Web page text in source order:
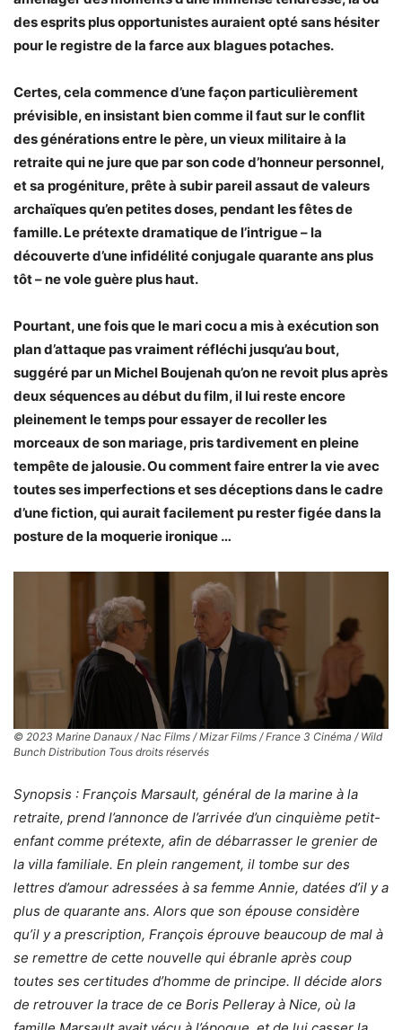
des esprits plus opportunistes auraient opté sans hésiter
pour le registre de la farce aux blagues potaches.
Certes, cela commence d’une façon particulièrement
prévisible, en insistant bien comme il faut sur le conflit
des générations entre le père, un vieux militaire à la
retraite qui ne jure que par son code d’honneur personnel,
et sa progéniture, prête à subir pareil assaut de valeurs
archaïques qu’en petites doses, pendant les fêtes de
famille. Le prétexte dramatique de l’intrigue – la
découverte d’une infidélité conjugale quarante ans plus
tôt – ne vole guère plus haut.
Pourtant, une fois que le mari cocu a mis à exécution son
plan d’attaque pas vraiment réfléchi jusqu’au bout,
suggéré par un Michel Boujenah qu’on ne revoit plus après
deux séquences au début du film, il lui reste encore
pleinement le temps pour essayer de recoller les
morceaux de son mariage, pris tardivement en pleine
tempête de jalousie. Ou comment faire entrer la vie avec
toutes ses imperfections et ses déceptions dans le cadre
d’une fiction, qui aurait facilement pu rester figée dans la
posture de la moquerie ironique …
© 2023 Marine Danaux / Nac Films / Mizar Films / France 3 Cinéma / Wild
Bunch Distribution Tous droits réservés
Synopsis : François Marsault, général de la marine à la
retraite, prend l’annonce de l’arrivée d’un cinquième petit-
enfant comme prétexte, afin de débarrasser le grenier de
la villa familiale. En plein rangement, il tombe sur des
lettres d’amour adressées à sa femme Annie, datées d’il y a
plus de quarante ans. Alors que son épouse considère
qu’il y a prescription, François éprouve beaucoup de mal à
se remettre de cette nouvelle qui ébranle après coup
toutes ses certitudes d’homme de principe. Il décide alors
de retrouver la trace de ce Boris Pelleray à Nice, où la